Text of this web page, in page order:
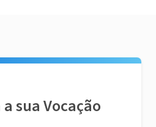
sua Vocação